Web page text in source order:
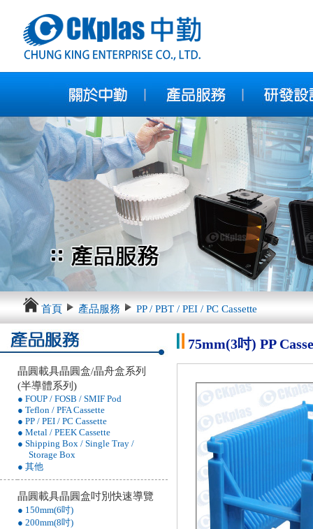
首頁 產品服務 PP / PBT / PEI / PC Cassette
晶圓載具晶圓盒/晶舟盒系列
(半導體系列)
● FOUP / FOSB / SMIF Pod
● Teflon / PFA Cassette
● PP / PEI / PC Cassette
● Metal / PEEK Cassette
● Shipping Box / Single Tray /
Storage Box
● 其他
晶圓載具晶圓盒吋別快速導覽
● 150mm(6吋)
● 200mm(8吋)
75mm(3吋) PP